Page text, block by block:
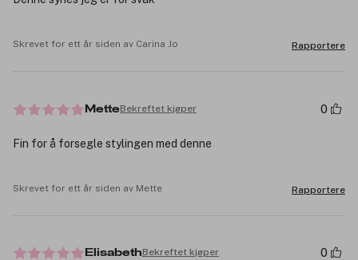
Skrevet for ett år siden av Carina Jo Rapportere
MetteBekreftet kjøper 0
Fin for å forsegle stylingen med denne
Skrevet for ett år siden av Mette Rapportere
ElisabethBekreftet kjøper 0